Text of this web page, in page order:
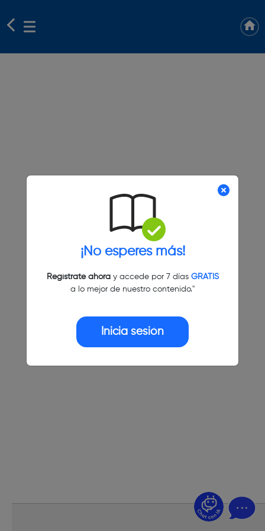
¡No esperes más!
Regístrate ahoray accede por 7 días GRATIS
a lo mejor de nuestro contenido."
Inicia sesión